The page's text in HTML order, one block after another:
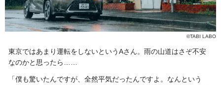
©TABI LABO
東京ではあまり運転をしないというAさん。雨の山道はさぞ不安
なのかと思ったら……
「僕も驚いたんですが、全然平気だったんですよ。なんという